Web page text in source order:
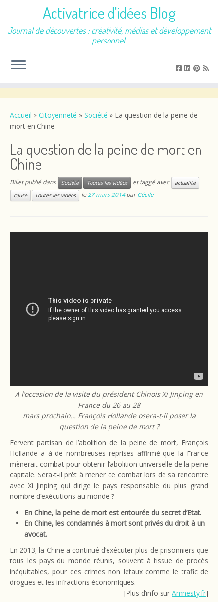
contenu
Activatrice d'idées Blog
Journal de découvertes : créativité, médias et développement
personnel.
Accueil » Citoyenneté » Société » La question de la peine de
mort en Chine
La question de la peine de mort en
Chine
Billet publié dans Société Toutes les vidéos et taggé avec
actualité
cause
Toutes les vidéos le27 mars 2014 parCécile
A l’occasion de la visite du président Chinois Xi Jinping en
France du 26 au 28
mars prochain… François Hollande osera-t-il poser la
question de la peine de mort ?
Fervent partisan de l’abolition de la peine de mort, François
Hollande a à de nombreuses reprises affirmé que la France
mènerait combat pour obtenir l’abolition universelle de la peine
capitale. Sera-t-il prêt à mener ce combat lors de sa rencontre
avec Xi Jinping qui dirige le pays responsable du plus grand
nombre d’exécutions au monde ?
En Chine, la peine de mort est entourée du secret d’Etat.
En Chine, les condamnés à mort sont privés du droit à un
avocat.
En 2013, la Chine a continué d’exécuter plus de prisonniers que
tous les pays du monde réunis, souvent à l’issue de procès
inéquitables, pour des crimes non létaux comme le trafic de
drogues et les infractions économiques.
[Plus d’info sur Amnesty.fr]